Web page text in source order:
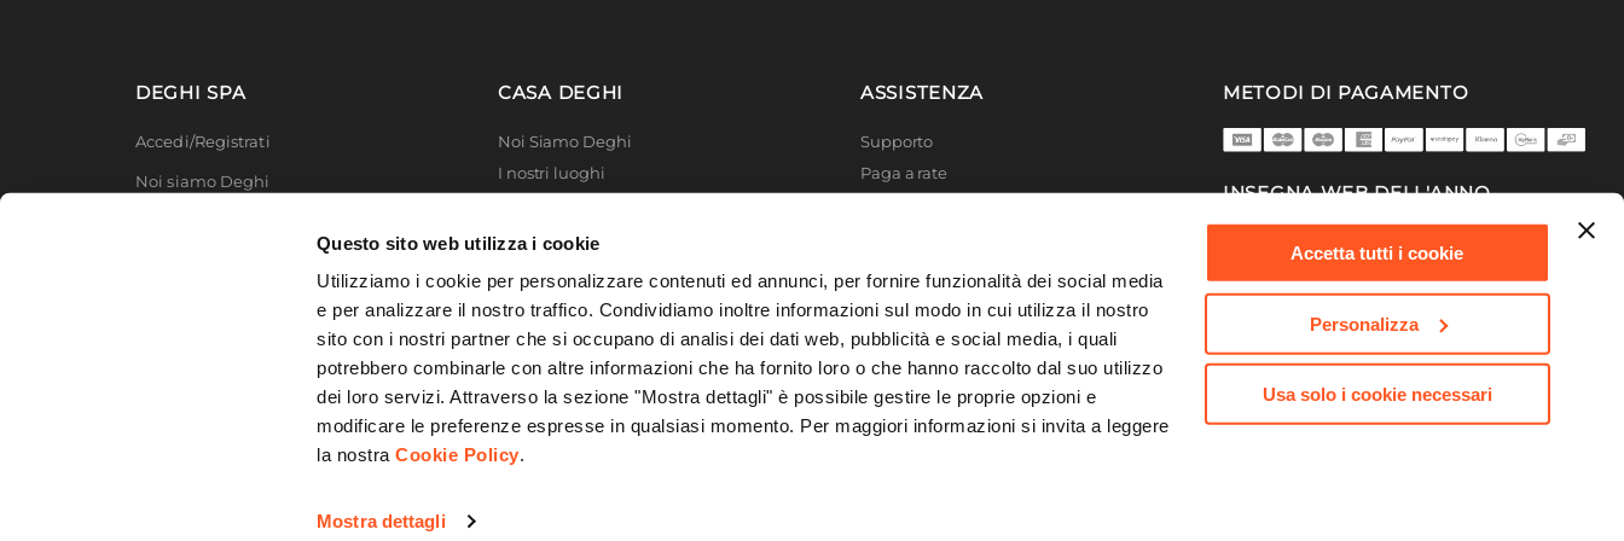
Questo sito web utilizza i cookie
Utilizziamo i cookie per personalizzare contenuti ed annunci, per fornire funzionalità dei social media
e per analizzare il nostro traffico. Condividiamo inoltre informazioni sul modo in cui utilizza il nostro
sito con i nostri partner che si occupano di analisi dei dati web, pubblicità e social media, i quali
potrebbero combinarle con altre informazioni che ha fornito loro o che hanno raccolto dal suo utilizzo
dei loro servizi. Attraverso la sezione "Mostra dettagli" è possibile gestire le proprie opzioni e
modificare le preferenze espresse in qualsiasi momento. Per maggiori informazioni si invita a leggere
la nostraCookie Policy.
Mostra dettagli
Accetta tutti i cookie
Personalizza
Usa solo i cookie necessari
DEGHI SPA
Accedi/Registrati
Noi siamo Deghi
Modello organizzativo e codice etico
CASA DEGHI
Noi Siamo Deghi
I nostri luoghi
MFT - La produzione
Deghi Solidale
Deghi Academy
ASSISTENZA
Supporto
Paga a rate
Privacy Policy
Cookie policy
METODI DI PAGAMENTO
INSEGNA WEB DELL'ANNO